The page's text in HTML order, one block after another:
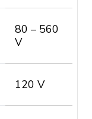
80 – 560
V
120 V